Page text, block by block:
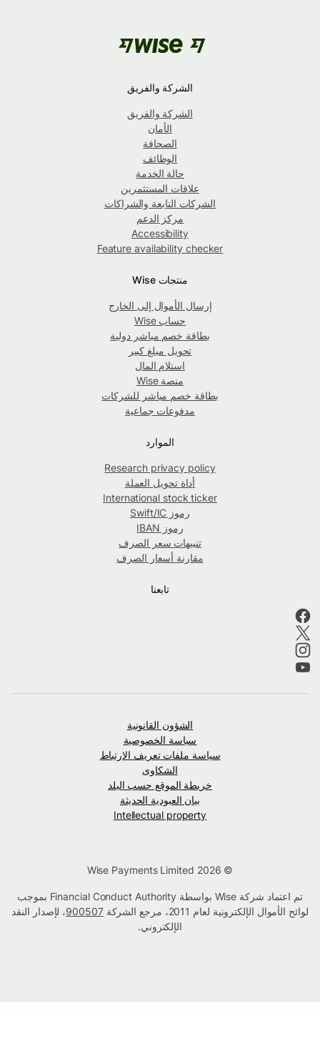
الشركة والفريق
الشركة والفريق
الأمان
الصحافة
الوظائف
حالة الخدمة
علاقات المستثمرين
الشركات التابعة والشراكات
مركز الدعم
Accessibility
Feature availability checker
منتجات Wise
إرسال الأموال إلى الخارج
حساب Wise
بطاقة خصم مباشر دولية
تحويل مبلغ كبير
استلام المال
منصة Wise
بطاقة خصم مباشر للشركات
مدفوعات جماعية
الموارد
Research privacy policy
أداة تحويل العملة
International stock ticker
رموز Swift/IC
رموز IBAN
تنبيهات سعر الصرف
مقارنة أسعار الصرف
تابعنا
الشؤون القانونية
سياسة الخصوصية
سياسة ملفات تعريف الارتباط
الشكاوى
خريطة الموقع حسب البلد
بيان العبودية الحديثة
Intellectual property
تم اعتماد شركة Wise بواسطة Financial Conduct Authority بموجب
لوائح الأموال الإلكترونية لعام 2011، مرجع الشركة
900507، لإصدار النقد
الإلكتروني.